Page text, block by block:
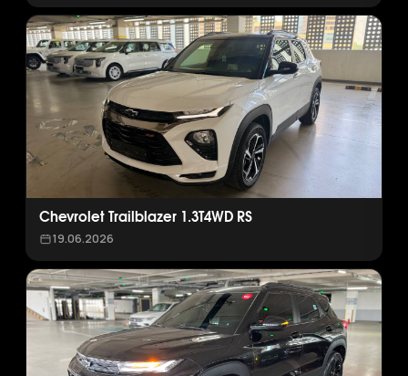
Chevrolet Trailblazer 1.3T4WD RS
19.06.2026